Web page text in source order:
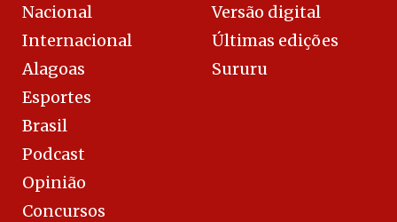
Nacional
Internacional
Alagoas
Esportes
Brasil
Podcast
Opinião
Concursos
Versão digital
Últimas edições
Sururu